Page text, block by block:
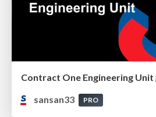
Contract One Engineering Unit
sansan33
PRO